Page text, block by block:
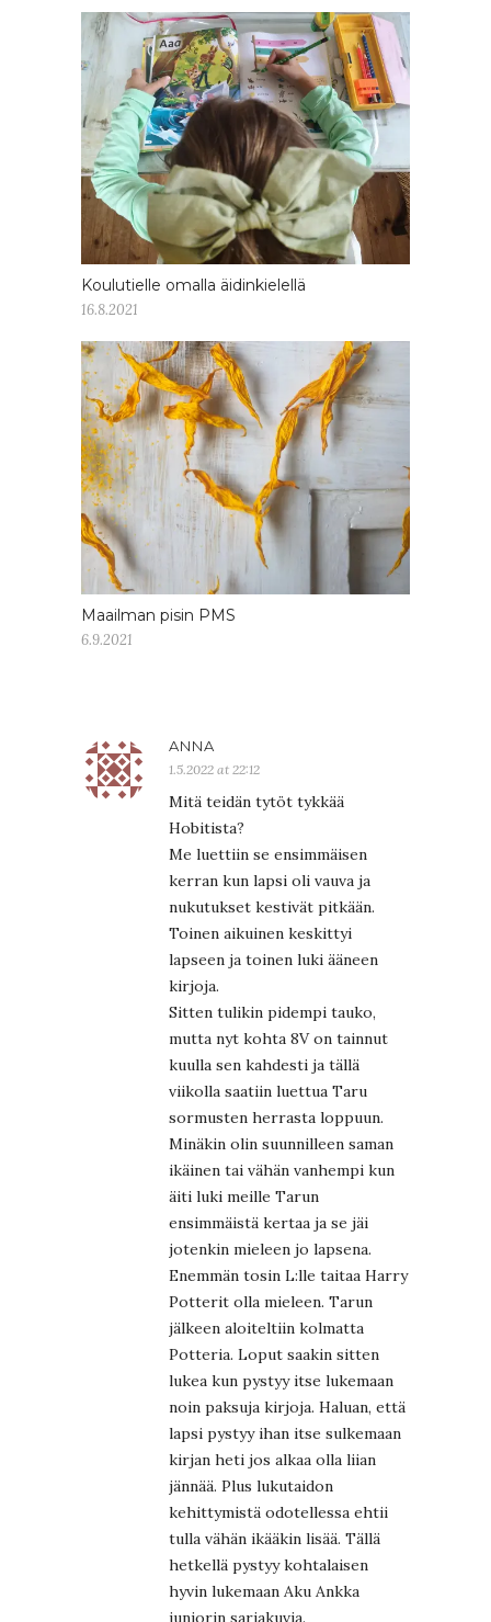
Koulutielle omalla äidinkielellä
16.8.2021
Maailman pisin PMS
6.9.2021
ANNA
1.5.2022 at 22:12
Mitä teidän tytöt tykkää
Hobitista?
Me luettiin se ensimmäisen
kerran kun lapsi oli vauva ja
nukutukset kestivät pitkään.
Toinen aikuinen keskittyi
lapseen ja toinen luki ääneen
kirjoja.
Sitten tulikin pidempi tauko,
mutta nyt kohta 8V on tainnut
kuulla sen kahdesti ja tällä
viikolla saatiin luettua Taru
sormusten herrasta loppuun.
Minäkin olin suunnilleen saman
ikäinen tai vähän vanhempi kun
äiti luki meille Tarun
ensimmäistä kertaa ja se jäi
jotenkin mieleen jo lapsena.
Enemmän tosin L:lle taitaa Harry
Potterit olla mieleen. Tarun
jälkeen aloiteltiin kolmatta
Potteria. Loput saakin sitten
lukea kun pystyy itse lukemaan
noin paksuja kirjoja. Haluan, että
lapsi pystyy ihan itse sulkemaan
kirjan heti jos alkaa olla liian
jännää. Plus lukutaidon
kehittymistä odotellessa ehtii
tulla vähän ikääkin lisää. Tällä
hetkellä pystyy kohtalaisen
hyvin lukemaan Aku Ankka
juniorin sarjakuvia.